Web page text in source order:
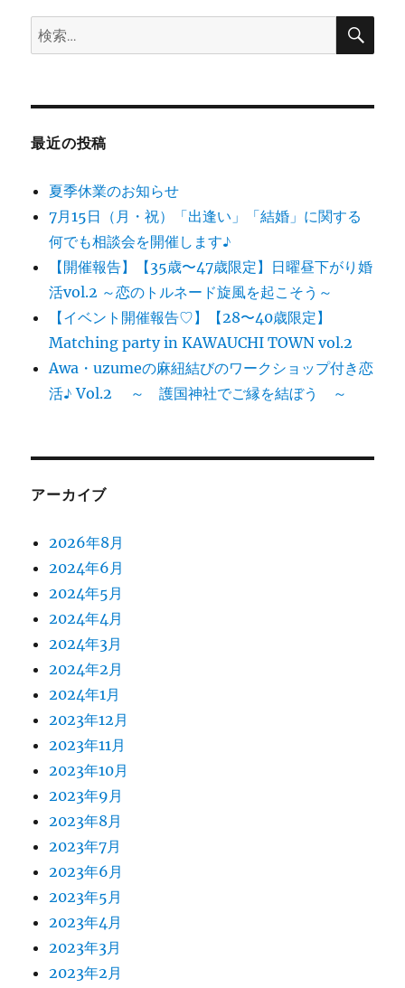
検
索:
検
最近の投稿
夏季休業のお知らせ
7月15日（月・祝）「出逢い」「結婚」に関する
何でも相談会を開催します♪
【開催報告】【35歳〜47歳限定】日曜昼下がり婚
活vol.2 ～恋のトルネード旋風を起こそう～
【イベント開催報告♡】【28〜40歳限定】
Matching party in KAWAUCHI TOWN vol.2
Awa・uzumeの麻紐結びのワークショップ付き恋
活♪ Vol.2 ～ 護国神社でご縁を結ぼう ～
アーカイブ
2026年8月
2024年6月
2024年5月
2024年4月
2024年3月
2024年2月
2024年1月
2023年12月
2023年11月
2023年10月
2023年9月
2023年8月
2023年7月
2023年6月
2023年5月
2023年4月
2023年3月
2023年2月